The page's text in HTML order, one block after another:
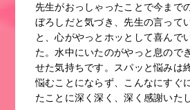
先生がおっしゃったことで今まで
ぼろしだと気づき、先生の言って
と、心がやっとホッとして喜んで
た。水中にいたのがやっと息ので
せた気持ちです。スパッと悩みは
悩むことにならず、こんなにすぐ
たことに深く深く、深く感謝いた